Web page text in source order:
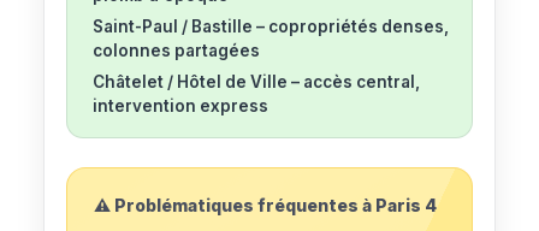
Saint-Paul / Bastille – copropriétés denses,
colonnes partagées
Châtelet / Hôtel de Ville – accès central,
intervention express
⚠️ Problématiques fréquentes à Paris 4